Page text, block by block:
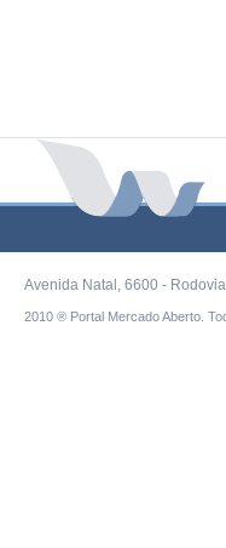
Avenida Natal, 6600 -
2010 ® Portal Mercado Aberto.